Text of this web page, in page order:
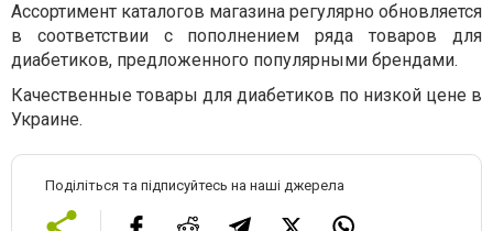
Ассортимент каталогов магазина регулярно обновляется
в соответствии с пополнением ряда товаров для
диабетиков, предложенного популярными брендами.
Качественные товары для диабетиков по низкой цене в
Украине.
Поділіться та підписуйтесь на наші джерела